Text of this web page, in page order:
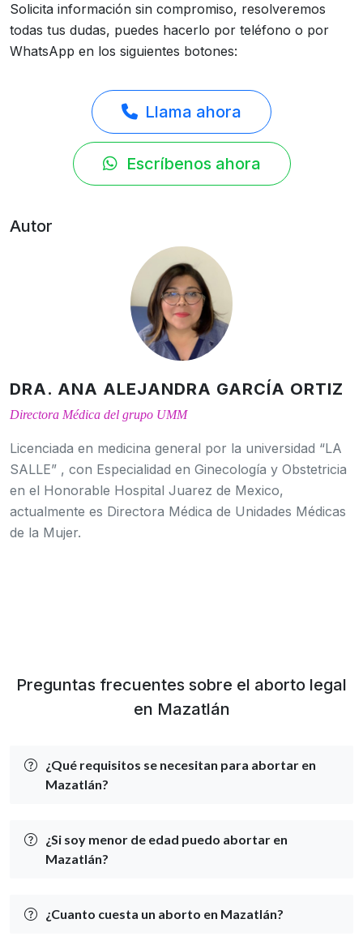
Solicita información sin compromiso, resolveremos
todas tus dudas, puedes hacerlo por teléfono o por
WhatsApp en los siguientes botones:
Llama ahora
Escríbenos ahora
Autor
DRA. ANA ALEJANDRA GARCÍA ORTIZ
Directora Médica del grupo UMM
Licenciada en medicina general por la universidad “LA
SALLE” , con Especialidad en Ginecología y Obstetricia
en el Honorable Hospital Juarez de Mexico,
actualmente es Directora Médica de Unidades Médicas
de la Mujer.
Preguntas frecuentes sobre el aborto legal
en Mazatlán
¿Qué requisitos se necesitan para abortar en
Mazatlán?
¿Si soy menor de edad puedo abortar en
Mazatlán?
¿Cuanto cuesta un aborto en Mazatlán?